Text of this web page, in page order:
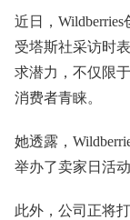
近日，
受塔斯社采访时
求潜力，不仅限
消费者青睐。
她透露，
举办了卖家日活
此外，公司正将